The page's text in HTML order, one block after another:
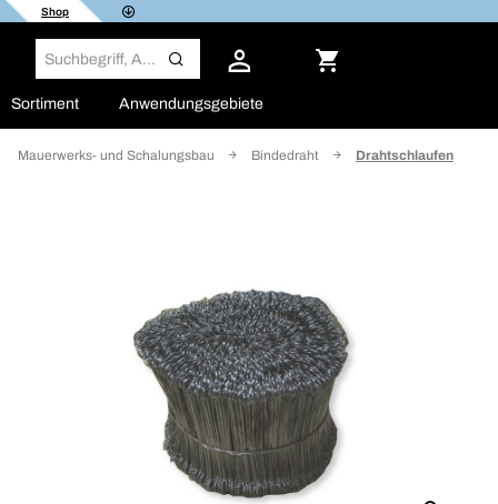
Shop
Sortiment Anwendungsgebiete
, Mauerwerks- und Schalungsbau Bindedraht Drahtschlaufen